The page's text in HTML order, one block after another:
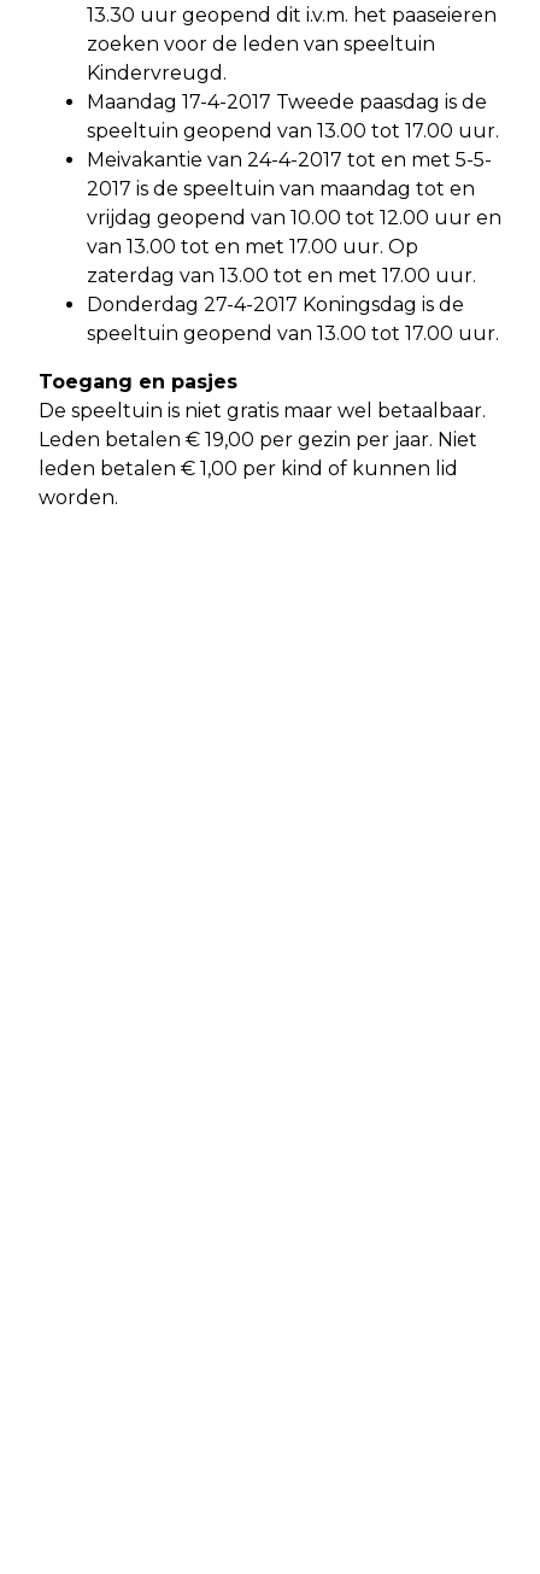
13.30 uur geopend dit i.v.m. het paaseieren
zoeken voor de leden van speeltuin
Kindervreugd.
Maandag 17-4-2017 Tweede paasdag is de
speeltuin geopend van 13.00 tot 17.00 uur.
Meivakantie van 24-4-2017 tot en met 5-5-
2017 is de speeltuin van maandag tot en
vrijdag geopend van 10.00 tot 12.00 uur en
van 13.00 tot en met 17.00 uur. Op
zaterdag van 13.00 tot en met 17.00 uur.
Donderdag 27-4-2017 Koningsdag is de
speeltuin geopend van 13.00 tot 17.00 uur.
Toegang en pasjes
De speeltuin is niet gratis maar wel betaalbaar.
Leden betalen € 19,00 per gezin per jaar. Niet
leden betalen € 1,00 per kind of kunnen lid
worden.